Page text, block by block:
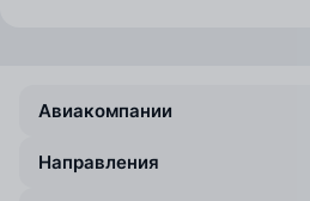
Авиакомпании
Направления